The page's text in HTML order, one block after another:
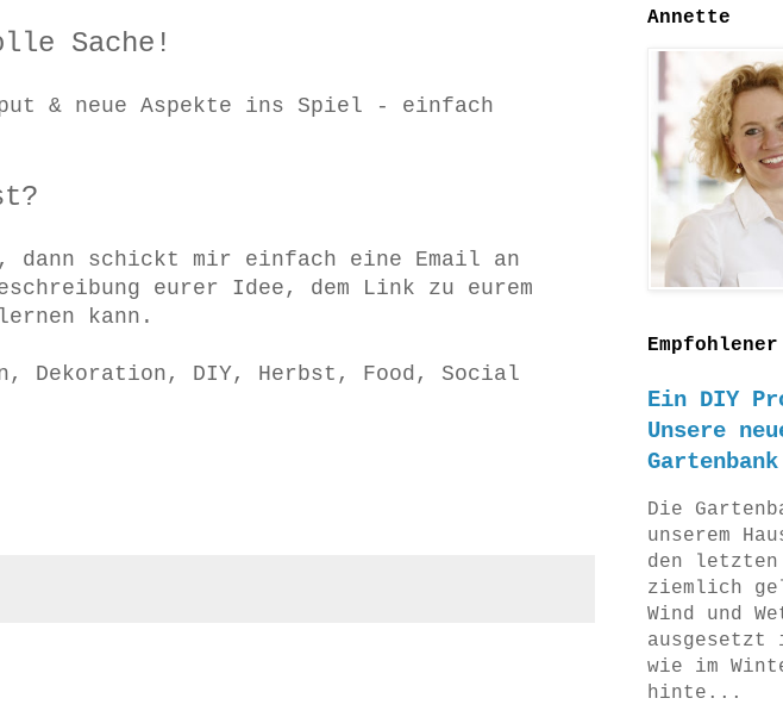
Sache!
& neue Aspekte ins Spiel - einfach
dann schickt mir einfach eine Email an
eurer Idee, dem Link zu eurem
kann.
Dekoration, DIY, Herbst, Food, Social
Annette
Ein DIY
Unsere
Die
unserem
den letzten
ziemlich
Wind und
ausgesetzt
wie im
hinte...